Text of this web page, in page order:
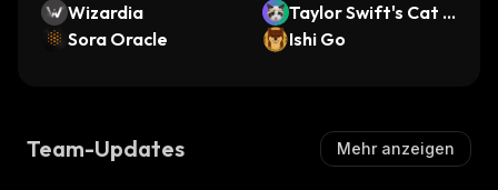
Wizardia
Taylor Swift's Cat B
enji
Sora Oracle Ishi Go
Team-Updates Mehr anzeigen